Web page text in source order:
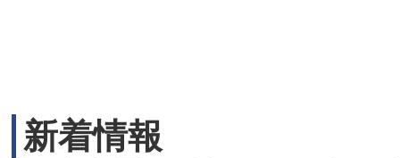
新着情報